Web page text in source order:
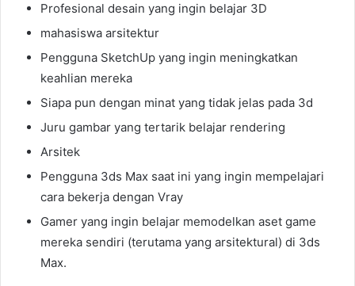
Profesional desain yang ingin belajar 3D
mahasiswa arsitektur
Pengguna SketchUp yang ingin meningkatkan
keahlian mereka
Siapa pun dengan minat yang tidak jelas pada 3d
Juru gambar yang tertarik belajar rendering
Arsitek
Pengguna 3ds Max saat ini yang ingin mempelajari
cara bekerja dengan Vray
Gamer yang ingin belajar memodelkan aset game
mereka sendiri (terutama yang arsitektural) di 3ds
Max.